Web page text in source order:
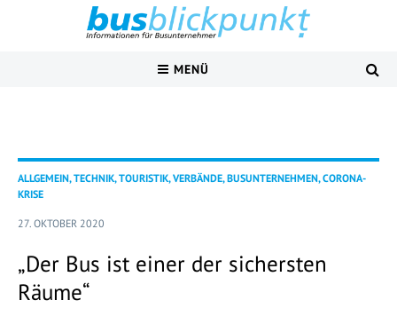
MENÜ
ALLGEMEIN, TECHNIK, TOURISTIK, VERBÄNDE, BUSUNTERNEHMEN, CORONA-
KRISE
27. OKTOBER 2020
„Der Bus ist einer der sichersten
Räume“